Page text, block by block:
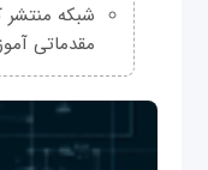
شبکه منتشر
مقدماتی